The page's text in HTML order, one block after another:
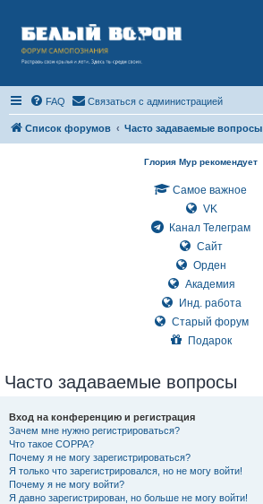
FAQ Связаться с администрацией
Список форумов Часто задаваемые вопросы
Глория Мур рекомендует
Самое важное
VK
Канал Телеграм
Сайт
Орден
Академия
Инд. работа
Старый форум
Подарок
Часто задаваемые вопросы
Вход на конференцию и регистрация
Зачем мне нужно регистрироваться?
Что такое COPPA?
Почему я не могу зарегистрироваться?
Я только что зарегистрировался, но не могу войти!
Почему я не могу войти?
Я давно зарегистрирован, но больше не могу войти!